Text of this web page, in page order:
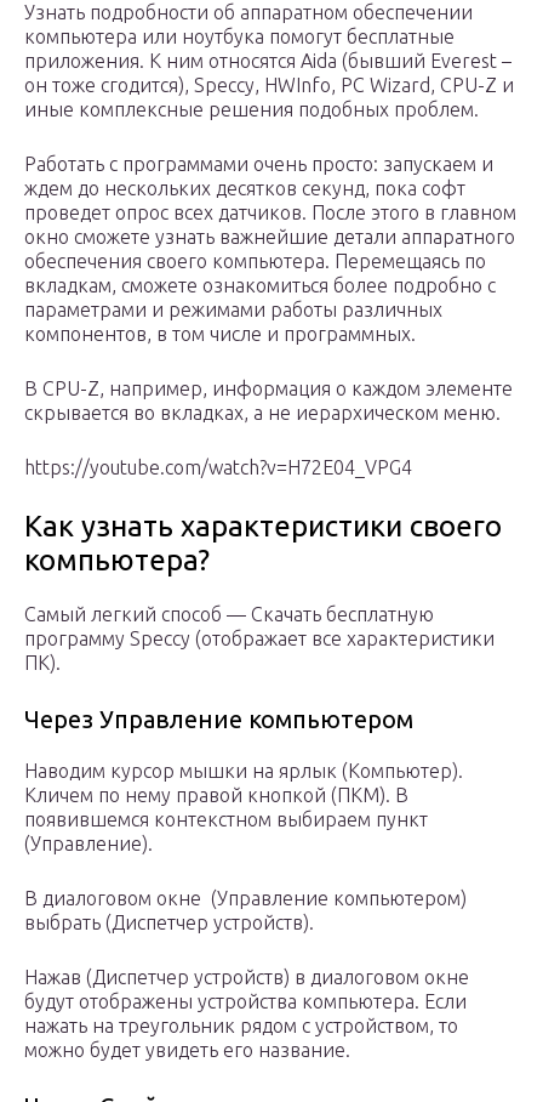
Узнать подробности об аппаратном обеспечении
компьютера или ноутбука помогут бесплатные
приложения. К ним относятся Aida (бывший Everest –
он тоже сгодится), Speccy, HWInfo, PC Wizard, CPU-Z и
иные комплексные решения подобных проблем.
Работать с программами очень просто: запускаем и
ждем до нескольких десятков секунд, пока софт
проведет опрос всех датчиков. После этого в главном
окно сможете узнать важнейшие детали аппаратного
обеспечения своего компьютера. Перемещаясь по
вкладкам, сможете ознакомиться более подробно с
параметрами и режимами работы различных
компонентов, в том числе и программных.
В CPU-Z, например, информация о каждом элементе
скрывается во вкладках, а не иерархическом меню.
https://youtube.com/watch?v=H72E04_VPG4
Как узнать характеристики своего
компьютера?
Самый легкий способ — Скачать бесплатную
программу Speccy (отображает все характеристики
ПК).
Через Управление компьютером
Наводим курсор мышки на ярлык (Компьютер).
Кличем по нему правой кнопкой (ПКМ). В
появившемся контекстном выбираем пункт
(Управление).
В диалоговом окне (Управление компьютером)
выбрать (Диспетчер устройств).
Нажав (Диспетчер устройств) в диалоговом окне
будут отображены устройства компьютера. Если
нажать на треугольник рядом с устройством, то
можно будет увидеть его название.